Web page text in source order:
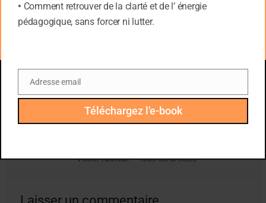
manière ou d’une autre.
Tags :Adolescents,dépression,sommeil
Tweet
Auteur :Admin
Visiter l'auteur: Tous les articles
• Comment retrouver de la clarté et de l’ énergie
pédagogique, sans forcer ni lutter.
Email
Adresse email
Téléchargez l'e-book